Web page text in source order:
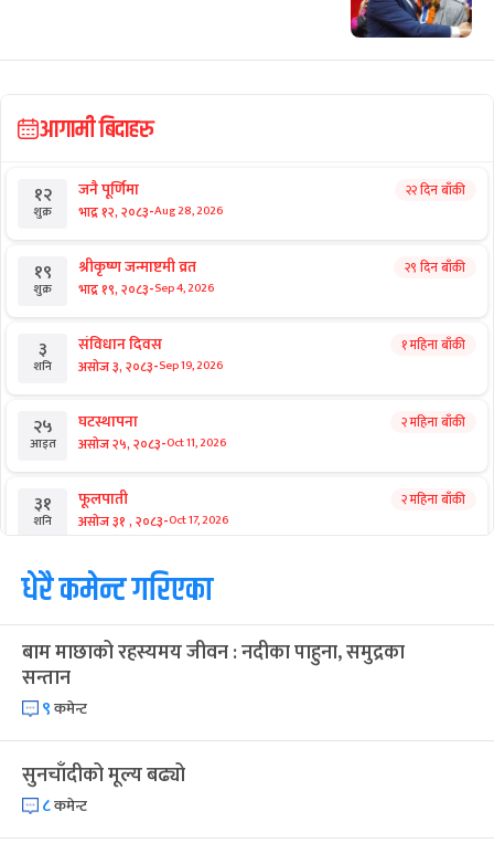
आगामी बिदाहरु
१२
शुक्र
जनै पूर्णिमा
भाद्र १२, २०८३-Aug 28, 2026
२२ दिन बाँकी
१९
शुक्र
श्रीकृष्ण जन्माष्टमी व्रत
भाद्र १९, २०८३-Sep 4, 2026
२९ दिन बाँकी
३
शनि
संविधान दिवस
असोज ३, २०८३-Sep 19, 2026
१ महिना बाँकी
२५
आइत
घटस्थापना
असोज २५, २०८३-Oct 11, 2026
२ महिना बाँकी
३१
शनि
फूलपाती
असोज ३१ , २०८३-Oct 17, 2026
२ महिना बाँकी
१
आइत
कार्तिक सङ्क्रान्ति
कार्तिक १, २०८३-Oct 18, 2026
३
मंगल
महानवमी २ महिना बाँकी
४
५ पापा‌ङ्कुशा एकादशी व्रत
-
धेरै कमेन्ट गरिएका
बाम माछाको रहस्यमय जीवन : नदीका पाहुना, समुद्रका
सन्तान
९कमेन्ट
सुनचाँदीको मूल्य बढ्यो
८कमेन्ट